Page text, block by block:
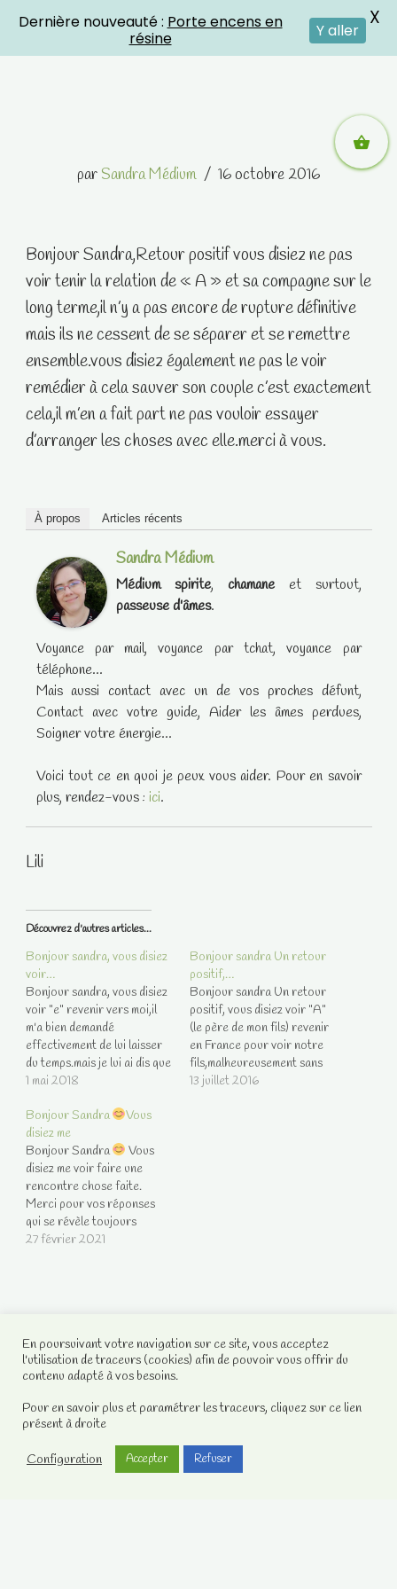
par Sandra Médium 16 octobre 2016
Bonjour Sandra,Retour positif vous disiez ne pas
voir tenir la relation de « A » et sa compagne sur le
long terme,il n’y a pas encore de rupture définitive
mais ils ne cessent de se séparer et se remettre
ensemble.vous disiez également ne pas le voir
remédier à cela sauver son couple c’est exactement
cela,il m’en a fait part ne pas vouloir essayer
d’arranger les choses avec elle.merci à vous.
À propos Articles récents
Sandra Médium
Médium spirite, chamaneet surtout,
passeuse d'âmes.
Voyance par mail, voyance par tchat, voyance par
téléphone...
Mais aussi contact avec un de vos proches défunt,
Contact avec votre guide, Aider les âmes perdues,
Soigner votre énergie...
Voici tout ce en quoi je peux vous aider. Pour en savoir
plus, rendez-vous : ici.
Lili
Découvrez d'autres articles...
Bonjour sandra, vous disiez
voir…
Bonjour sandra, vous disiez
voir "e" revenir vers moi,il
m'a bien demandé
effectivement de lui laisser
du temps.mais je lui ai dis que
je ne l'attendais pas. Merci
point.
1 mai 2018
Bonjour sandra Un retour
positif,…
Bonjour sandra Un retour
positif, vous disiez voir "A"
(le père de mon fils) revenir
en France pour voir notre
fils,malheureusement sans
pouvoir me donner une date
13 juillet 2016
Bonjour Sandra
Vous
disiez me
Bonjour Sandra
Vous
disiez me voir faire une
rencontre chose faite.
Merci pour vos réponses
qui se révèle toujours
vraies.
27 février 2021
En poursuivant votre navigation sur ce site, vous acceptez
l'utilisation de traceurs (cookies) afin de pouvoir vous offrir du
contenu adapté à vos besoins.
Pour en savoir plus et paramétrer les traceurs, cliquez sur ce lien
présent à droite
Configuration
Accepter Refuser
Dernière nouveauté : Porte encens en
résine
Y aller
X
Crystal Energies